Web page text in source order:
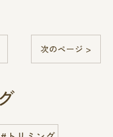
次のページ >